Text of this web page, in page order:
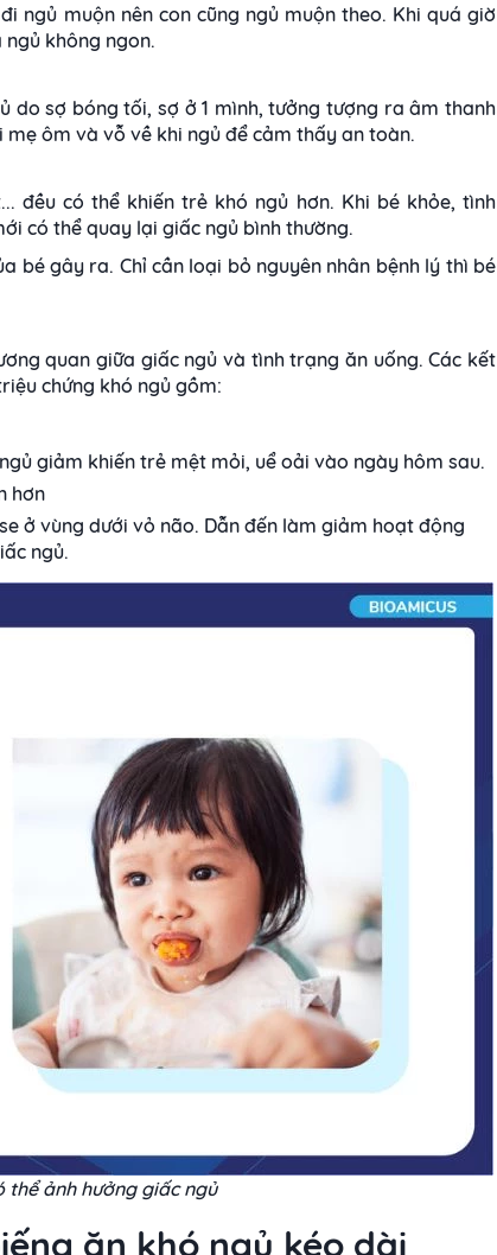
ngủ muộn nên con cũng ngủ muộn theo. Khi quá giờ
không ngon.
do sợ bóng tối, sợ ở 1 mình, tưởng tượng ra âm thanh
ôm và vỗ về khi ngủ để cảm thấy an toàn.
đều có thể khiến trẻ khó ngủ hơn. Khi bé khỏe, tình
có thể quay lại giấc ngủ bình thường.
bé gây ra. Chỉ cần loại bỏ nguyên nhân bệnh lý thì bé
quan giữa giấc ngủ và tình trạng ăn uống. Các kết
chứng khó ngủ gồm:
giảm khiến trẻ mệt mỏi, uể oải vào ngày hôm sau.
hơn
ở vùng dưới vỏ não. Dẫn đến làm giảm hoạt động
ngủ.
thể ảnh hưởng giấc ngủ
ăn khó ngủ kéo dài